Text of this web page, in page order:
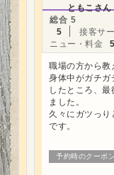
ともこさん
総合 5
5
接客サ
ニュー・料金
5
職場の方から教
身体中がガチガ
したところ、最
ました。
久々にガツっり
です。
予約時のクーポ